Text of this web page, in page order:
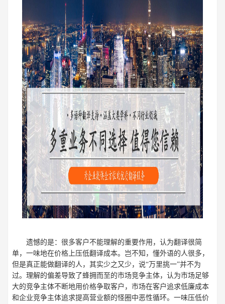
遗憾的是：很多客户不能理解的重要作用，认为翻译很简
单，一味地在价格上压低翻译成本。岂不知，懂外语的人很多，
但是真正能做翻译的人，其实少之又少，说“万里挑一”并不为
过。理解的偏差导致了蜂拥而至的市场竞争主体，认为市场足够
大的竞争主体不断地用价格争取客户，市场在客户追求低廉成本
和企业竞争主体追求提高营业额的怪圈中恶性循环。一味压低价